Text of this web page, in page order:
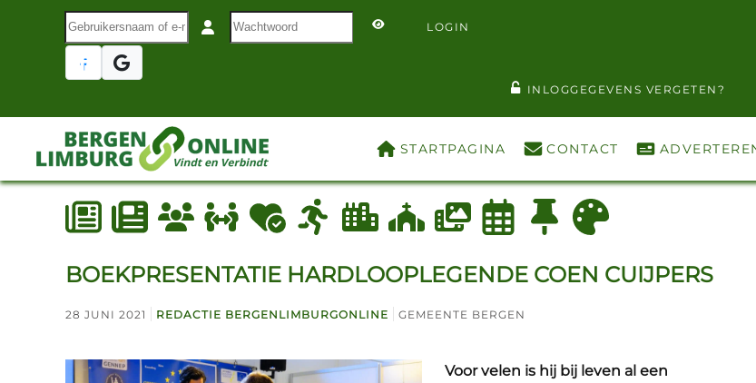
Terug naar hoofdinhoud
Gebruikersnaam of e-mail
LOGIN
INLOGGEGEVENS VERGETEN?
STARTPAGINA CONTACT
BOEKPRESENTATIE HARDLOOPLEGENDE COEN CUIJPERS
28 JUNI 2021 REDACTIE BERGENLIMBURGONLINE GEMEENTE BERGEN
Voor velen is hij bij leven al een